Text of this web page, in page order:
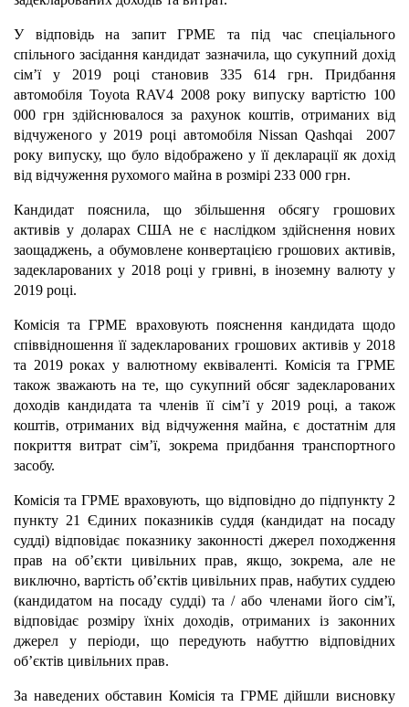
У відповідь на запит ГРМЕ та під час спеціального
спільного засідання кандидат зазначила, що сукупний дохід
сім’ї у 2019 році становив 335 614 грн. Придбання
автомобіля Toyota RAV4 2008 року випуску вартістю 100
000 грн здійснювалося за рахунок коштів, отриманих від
відчуженого у 2019 році автомобіля Nissan Qashqai 2007
року випуску, що було відображено у її декларації як дохід
від відчуження рухомого майна в розмірі 233 000 грн.
Кандидат пояснила, що збільшення обсягу грошових
активів у доларах США не є наслідком здійснення нових
заощаджень, а обумовлене конвертацією грошових активів,
задекларованих у 2018 році у гривні, в іноземну валюту у
2019 році.
Комісія та ГРМЕ враховують пояснення кандидата щодо
співвідношення її задекларованих грошових активів у 2018
та 2019 роках у валютному еквіваленті. Комісія та ГРМЕ
також зважають на те, що сукупний обсяг задекларованих
доходів кандидата та членів її сім’ї у 2019 році, а також
коштів, отриманих від відчуження майна, є достатнім для
покриття витрат сімʼї, зокрема придбання транспортного
засобу.
Комісія та ГРМЕ враховують, що відповідно до підпункту 2
пункту 21 Єдиних показників суддя (кандидат на посаду
судді) відповідає показнику законності джерел походження
прав на об’єкти цивільних прав, якщо, зокрема, але не
виключно, вартість об’єктів цивільних прав, набутих суддею
(кандидатом на посаду судді) та / або членами його сім’ї,
відповідає розміру їхніх доходів, отриманих із законних
джерел у періоди, що передують набуттю відповідних
об’єктів цивільних прав.
За наведених обставин Комісія та ГРМЕ дійшли висновку